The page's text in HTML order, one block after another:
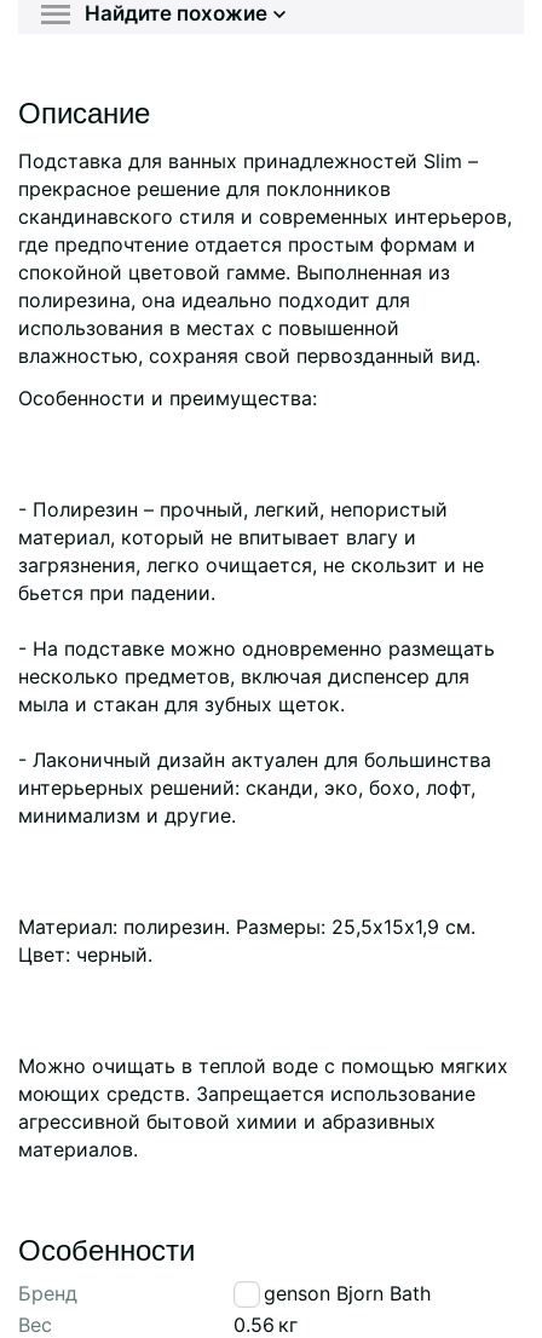
Найдите похожие
Описание
Подставка для ванных принадлежностей Slim –
прекрасное решение для поклонников
скандинавского стиля и современных интерьеров,
где предпочтение отдается простым формам и
спокойной цветовой гамме. Выполненная из
полирезина, она идеально подходит для
использования в местах с повышенной
влажностью, сохраняя свой первозданный вид.
Особенности и преимущества:
- Полирезин – прочный, легкий, непористый
материал, который не впитывает влагу и
загрязнения, легко очищается, не скользит и не
бьется при падении.
- На подставке можно одновременно размещать
несколько предметов, включая диспенсер для
мыла и стакан для зубных щеток.
- Лаконичный дизайн актуален для большинства
интерьерных решений: сканди, эко, бохо, лофт,
минимализм и другие.
Материал: полирезин. Размеры: 25,5х15х1,9 см.
Цвет: черный.
Можно очищать в теплой воде с помощью мягких
моющих средств. Запрещается использование
агрессивной бытовой химии и абразивных
материалов.
Особенности
Бренд
Bergenson Bjorn Bath
Вес
0.56 кг